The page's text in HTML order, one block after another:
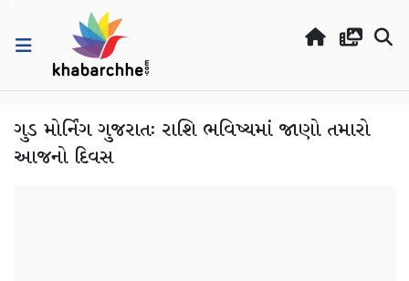
ગુડ મોર્નિંગ ગુજરાતઃ રાશિ ભવિષ્યમાં જાણો તમારો
આજનો દિવસ